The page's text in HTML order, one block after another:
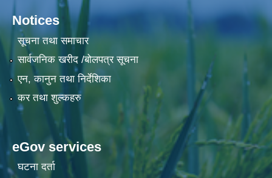
Notices
सूचना तथा समाचार
सार्वजनिक खरीद /बोलपत्र सूचना
एन, कानुन तथा निर्देशिका
कर तथा शुल्कहरु
eGov services
घटना दर्ता